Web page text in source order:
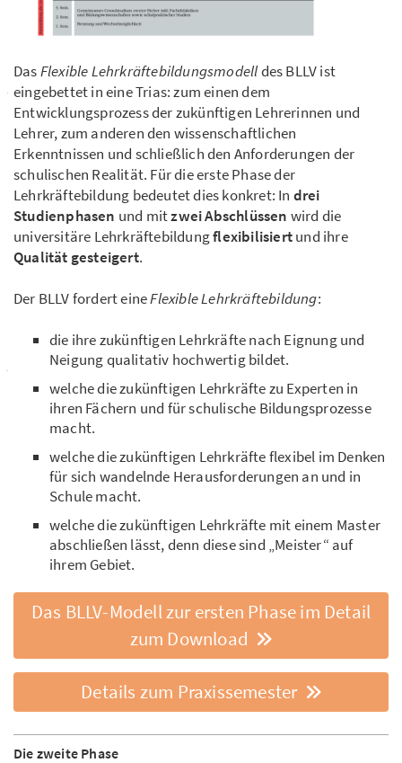
DasFlexible Lehrkräftebildungsmodelldes BLLV ist
eingebettet in eine Trias: zum einen dem
Entwicklungsprozess der zukünftigen Lehrerinnen und
Lehrer, zum anderen den wissenschaftlichen
Erkenntnissen und schließlich den Anforderungen der
schulischen Realität. Für die erste Phase der
Lehrkräftebildung bedeutet dies konkret: In drei
Studienphasen und mitzwei Abschlüssen wird die
universitäre Lehrkräftebildungflexibilisiertund ihre
Qualität gesteigert.
Der BLLV fordert eineFlexible Lehrkräftebildung:
die ihre zukünftigen Lehrkräfte nach Eignung und
Neigung qualitativ hochwertig bildet.
welche die zukünftigen Lehrkräfte zu Experten in
ihren Fächern und für schulische Bildungsprozesse
macht.
welche die zukünftigen Lehrkräfte flexibel im Denken
für sich wandelnde Herausforderungen an und in
Schule macht.
welche die zukünftigen Lehrkräfte mit einem Master
abschließen lässt, denn diese sind „Meister“ auf
ihrem Gebiet.
Das BLLV-Modell zur ersten Phase im Detail
zum Download
Details zum Praxissemester
Die zweite Phase